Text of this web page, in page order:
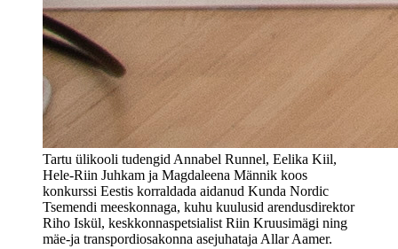
Tartu ülikooli tudengid Annabel Runnel, Eelika Kiil,
Hele-Riin Juhkam ja Magdaleena Männik koos
konkurssi Eestis korraldada aidanud Kunda Nordic
Tsemendi meeskonnaga, kuhu kuulusid arendusdirektor
Riho Iskül, keskkonnaspetsialist Riin Kruusimägi ning
mäe-ja transpordiosakonna asejuhataja Allar Aamer.